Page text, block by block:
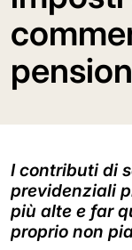
I contributi di
previdenziali
più alte e far
proprio non